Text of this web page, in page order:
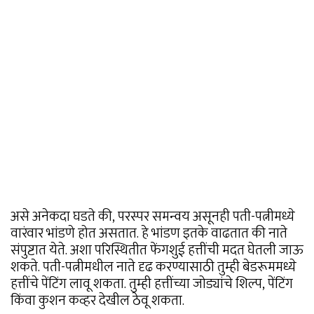
असे अनेकदा घडते की, परस्पर समन्वय असूनही पती-पत्नीमध्ये
वारंवार भांडणे होत असतात. हे भांडण इतके वाढतात की नाते
संपुष्टात येते. अशा परिस्थितीत फेंगशुई हत्तींची मदत घेतली जाऊ
शकते. पती-पत्नीमधील नाते दृढ करण्यासाठी तुम्ही बेडरूममध्ये
हत्तींचे पेंटिंग लावू शकता. तुम्ही हत्तींच्या जोड्यांचे शिल्प, पेंटिंग
किंवा कुशन कव्हर देखील ठेवू शकता.